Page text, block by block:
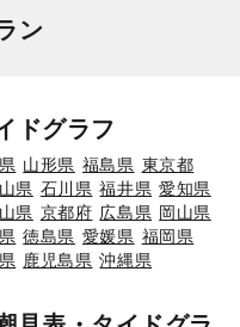
ン
ドグラフ
山形県 福島県 東京都
県 石川県 福井県 愛知県
県 京都府 広島県 岡山県
徳島県 愛媛県 福岡県
鹿児島県 沖縄県